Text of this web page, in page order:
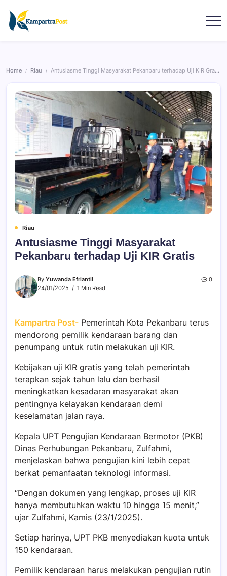
Home / Riau / Antusiasme Tinggi Masyarakat Pekanbaru terhadap Uji KIR Gratis
Riau
Antusiasme Tinggi Masyarakat
Pekanbaru terhadap Uji KIR Gratis
By Yuwanda Efriantii
24/01/2025
1 Min Read
0
Kampartra Post- Pemerintah Kota Pekanbaru terus
mendorong pemilik kendaraan barang dan
penumpang untuk rutin melakukan uji KIR.
Kebijakan uji KIR gratis yang telah pemerintah
terapkan sejak tahun lalu dan berhasil
meningkatkan kesadaran masyarakat akan
pentingnya kelayakan kendaraan demi
keselamatan jalan raya.
Kepala UPT Pengujian Kendaraan Bermotor (PKB)
Dinas Perhubungan Pekanbaru, Zulfahmi,
menjelaskan bahwa pengujian kini lebih cepat
berkat pemanfaatan teknologi informasi.
“Dengan dokumen yang lengkap, proses uji KIR
hanya membutuhkan waktu 10 hingga 15 menit,”
ujar Zulfahmi, Kamis (23/1/2025).
Setiap harinya, UPT PKB menyediakan kuota untuk
150 kendaraan.
Pemilik kendaraan harus melakukan pengujian rutin